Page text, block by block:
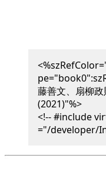
藤善文、扇柳
(2021)"%>
<!-- #include
="/developer/